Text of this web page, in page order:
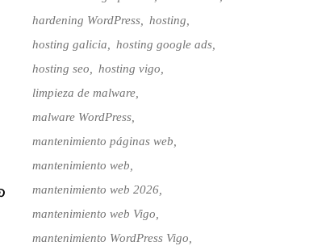
hardening WordPress
hosting
hosting galicia
hosting google ads
hosting seo
hosting vigo
limpieza de malware
malware WordPress
mantenimiento páginas web
mantenimiento web
mantenimiento web 2026
mantenimiento web Vigo
mantenimiento WordPress Vigo